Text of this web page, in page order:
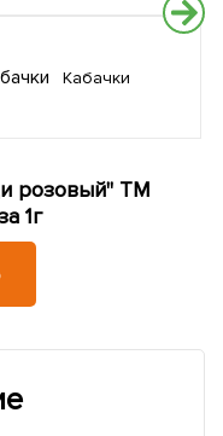
Кабачки
розовый" ТМ
1г